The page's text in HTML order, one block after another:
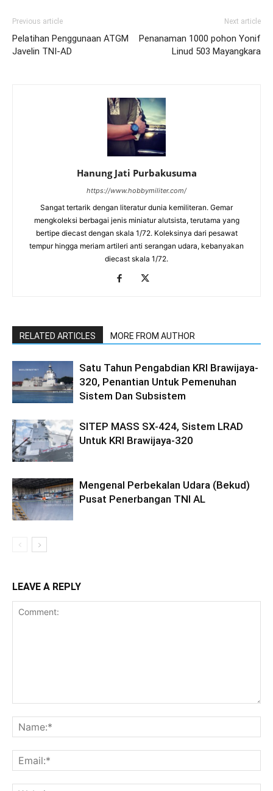
Previous article
Pelatihan Penggunaan ATGM
Javelin TNI-AD
Next article
Penanaman 1000 pohon Yonif
Linud 503 Mayangkara
Hanung Jati Purbakusuma
https://www.hobbymiliter.com/
Sangat tertarik dengan literatur dunia kemiliteran. Gemar
mengkoleksi berbagai jenis miniatur alutsista, terutama yang
bertipe diecast dengan skala 1/72. Koleksinya dari pesawat
tempur hingga meriam artileri anti serangan udara, kebanyakan
diecast skala 1/72.
RELATED ARTICLES MORE FROM AUTHOR
Satu Tahun Pengabdian KRI Brawijaya-
320, Penantian Untuk Pemenuhan
Sistem Dan Subsistem
SITEP MASS SX-424, Sistem LRAD
Untuk KRI Brawijaya-320
Mengenal Perbekalan Udara (Bekud)
Pusat Penerbangan TNI AL
LEAVE A REPLY